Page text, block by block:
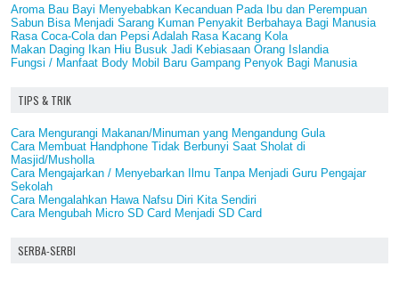
Aroma Bau Bayi Menyebabkan Kecanduan Pada Ibu dan Perempuan
Sabun Bisa Menjadi Sarang Kuman Penyakit Berbahaya Bagi Manusia
Rasa Coca-Cola dan Pepsi Adalah Rasa Kacang Kola
Makan Daging Ikan Hiu Busuk Jadi Kebiasaan Orang Islandia
Fungsi / Manfaat Body Mobil Baru Gampang Penyok Bagi Manusia
TIPS & TRIK
Cara Mengurangi Makanan/Minuman yang Mengandung Gula
Cara Membuat Handphone Tidak Berbunyi Saat Sholat di
Masjid/Musholla
Cara Mengajarkan / Menyebarkan Ilmu Tanpa Menjadi Guru Pengajar
Sekolah
Cara Mengalahkan Hawa Nafsu Diri Kita Sendiri
Cara Mengubah Micro SD Card Menjadi SD Card
SERBA-SERBI